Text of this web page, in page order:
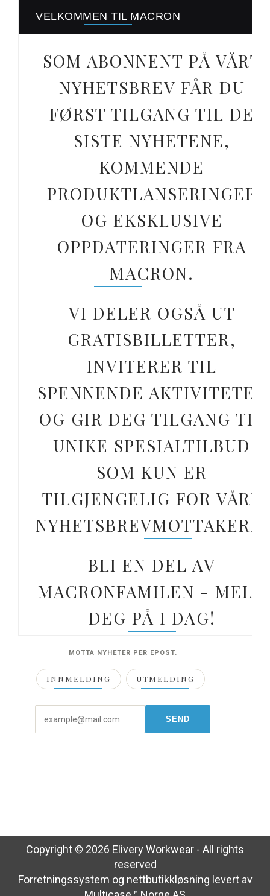
VELKOMMEN TIL MACRON
SOM ABONNENT PÅ VÅRT
NYHETSBREV FÅR DU
FØRST TILGANG TIL DE
SISTE NYHETENE,
KOMMENDE
PRODUKTLANSERINGER
OG EKSKLUSIVE
OPPDATERINGER FRA
MACRON.
VI DELER OGSÅ UT
GRATISBILLETTER,
INVITERER TIL
SPENNENDE AKTIVITETER
OG GIR DEG TILGANG TIL
UNIKE SPESIALTILBUD
SOM KUN ER
TILGJENGELIG FOR VÅRE
NYHETSBREVMOTTAKERE.
BLI EN DEL AV
MACRONFAMILEN - MELD
DEG PÅ I DAG!
MOTTA NYHETER PER EPOST.
INNMELDING UTMELDING
Copyright © 2026 Elivery Workwear - All rights
reserved
Forretningssystem og nettbutikkløsning levert av